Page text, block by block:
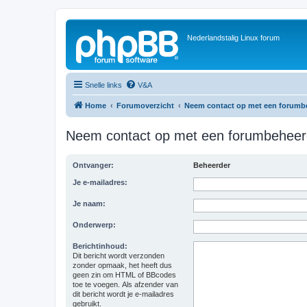
Nederlandstalig Linux forum
Snelle links V&A
Home Forumoverzicht Neem contact op met een
Neem contact op met een
Ontvanger: Beheerder
Je e-mailadres:
Je naam:
Onderwerp:
Berichtinhoud:
Dit bericht wordt verzonden
zonder opmaak, het heeft dus
geen zin om HTML of BBcodes
toe te voegen. Als afzender van
dit bericht wordt je e-mailadres
gebruikt.